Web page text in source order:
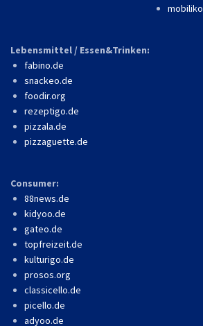
Lebensmittel / Essen&Trinken:
fabino.de
snackeo.de
foodir.org
rezeptigo.de
pizzala.de
pizzaguette.de
Consumer:
88news.de
kidyoo.de
gateo.de
topfreizeit.de
kulturigo.de
prosos.org
classicello.de
picello.de
adyoo.de